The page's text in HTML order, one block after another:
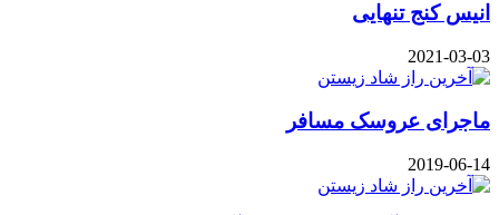
انیس کنج تنهایی
2021-03-03
ماجرای عروسک مسافر
2019-06-14